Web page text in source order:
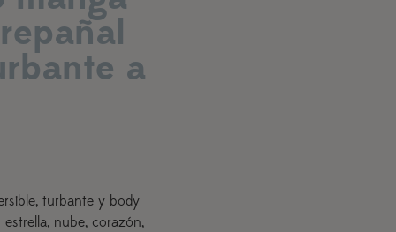
a
turbante y body
nube, corazón,